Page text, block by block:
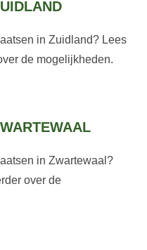
in Zuidland? Lees
de mogelijkheden.
in Zwartewaal?
over de